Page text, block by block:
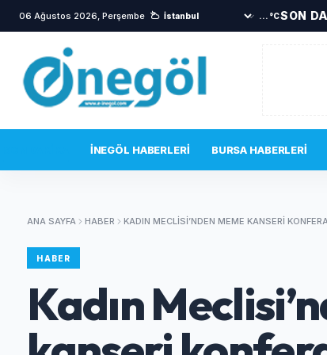
06 Ağustos 2026, Perşembe ...°CSON
• İnegöl'ün lezzetleri vitrine
İNEGÖL HABERLERI BURSA HABERLERI
ANA SAYFA HABER KADIN MECLISI’NDEN MEME KANSERI
HABER
Kadın